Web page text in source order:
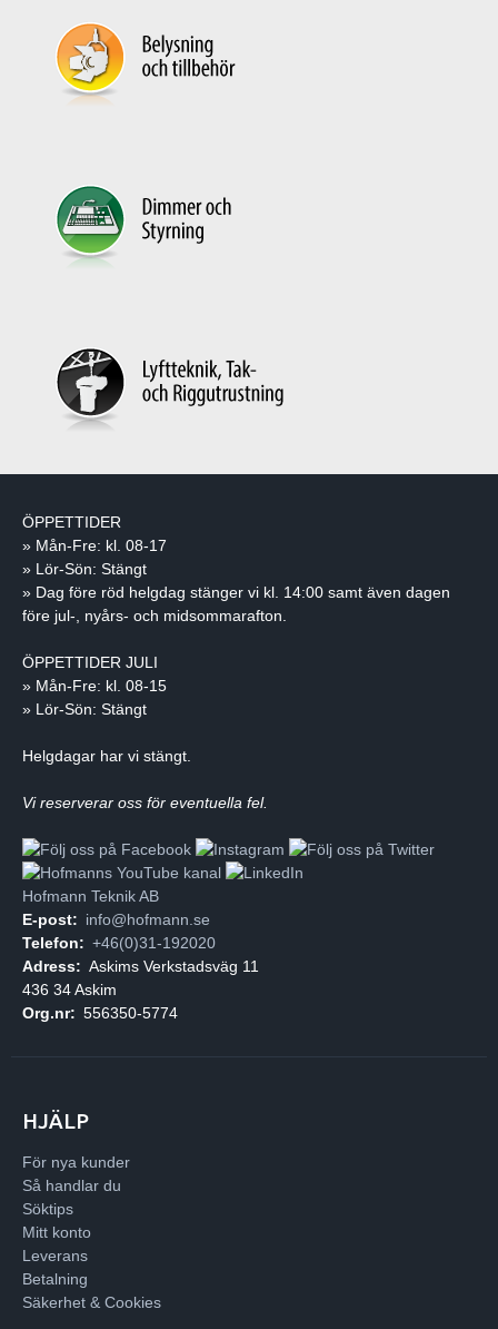
ÖPPETTIDER
» Mån-Fre: kl. 08-17
» Lör-Sön: Stängt
» Dag före röd helgdag stänger vi kl. 14:00 samt även dagen
före jul-, nyårs- och midsommarafton.
ÖPPETTIDER JULI
» Mån-Fre: kl. 08-15
» Lör-Sön: Stängt
Helgdagar har vi stängt.
Vi reserverar oss för eventuella fel.
Hofmann Teknik AB
E-post: info@hofmann.se
Telefon: +46(0)31-192020
Adress: Askims Verkstadsväg 11
436 34 Askim
Org.nr: 556350-5774
HJÄLP
För nya kunder
Så handlar du
Söktips
Mitt konto
Leverans
Betalning
Säkerhet & Cookies